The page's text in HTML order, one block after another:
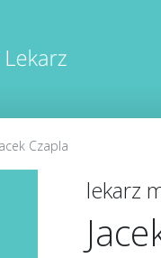
Czapla
lekarz